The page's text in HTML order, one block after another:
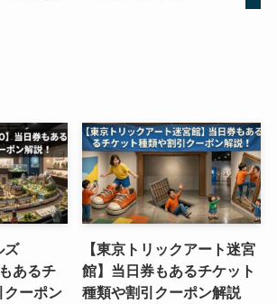
ズ
あるチ
クーポン
【東京トリックアート迷宮
館】当日券もあるチケット
種類や割引クーポン解説